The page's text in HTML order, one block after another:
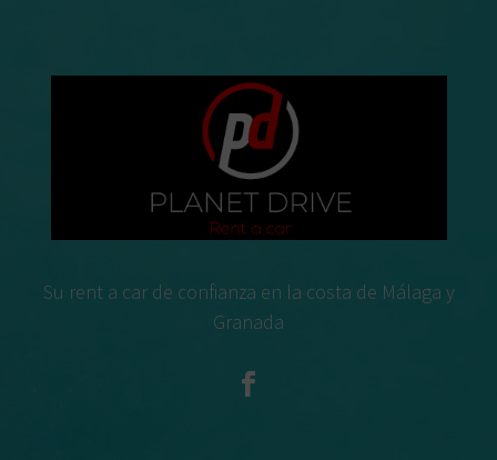
Su rent a car de confianza en la costa de Málaga y
Granada